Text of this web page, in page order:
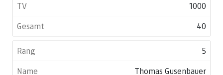
1000
40
5
Thomas Gusenbauer